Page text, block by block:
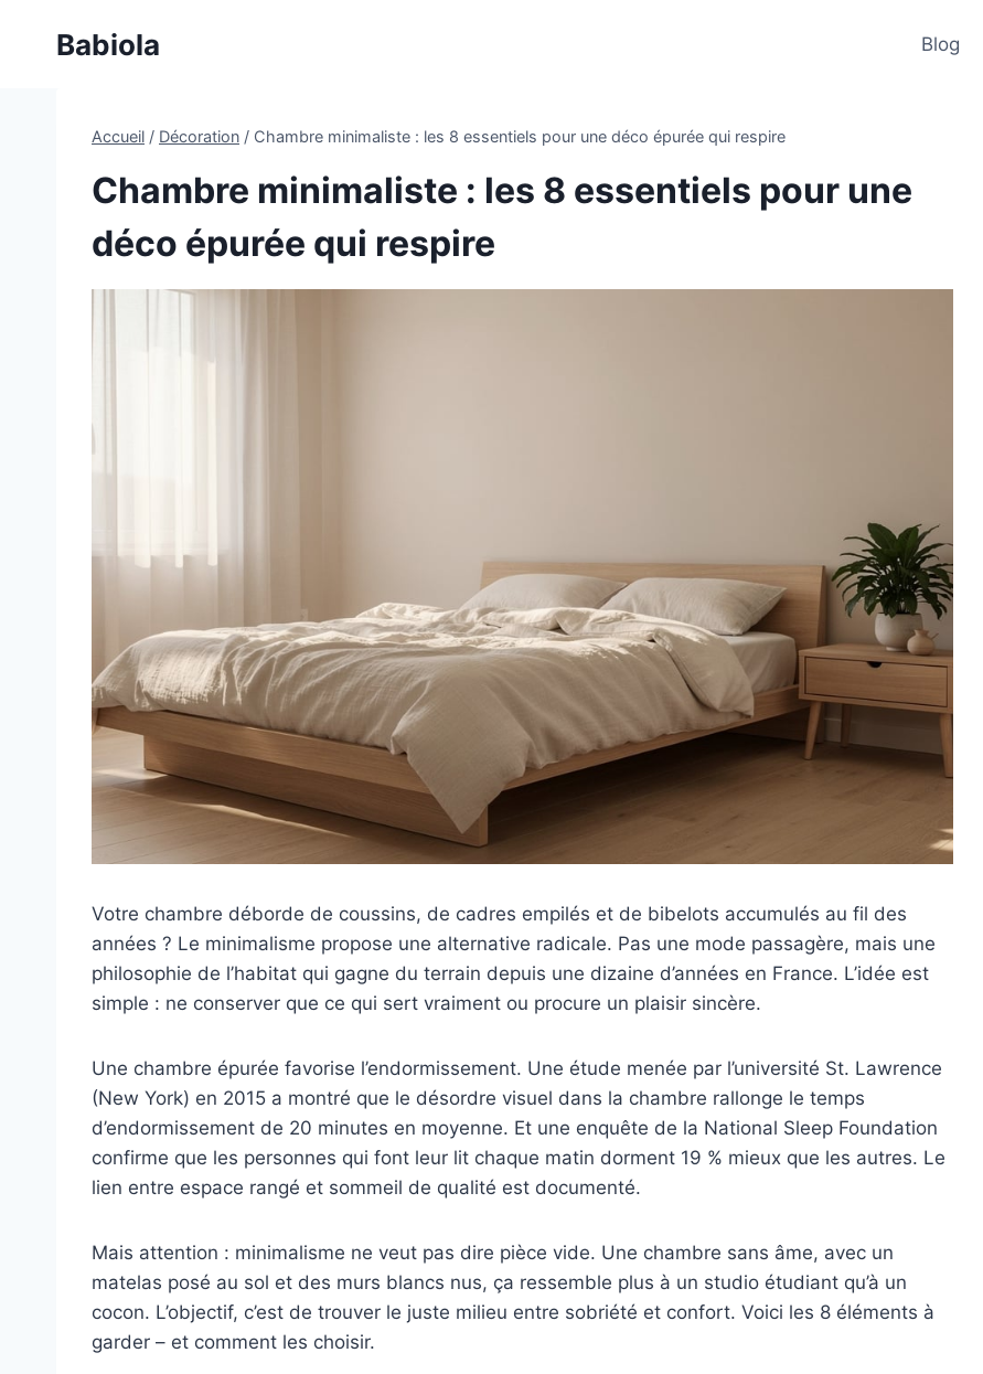
Babiola Blog
Accueil / Décoration / Chambre minimaliste : les 8 essentiels pour une déco épurée qui respire
Chambre minimaliste : les 8 essentiels pour une
déco épurée qui respire
Votre chambre déborde de coussins, de cadres empilés et de bibelots accumulés au fil des
années ? Le minimalisme propose une alternative radicale. Pas une mode passagère, mais une
philosophie de l’habitat qui gagne du terrain depuis une dizaine d’années en France. L’idée est
simple : ne conserver que ce qui sert vraiment ou procure un plaisir sincère.
Une chambre épurée favorise l’endormissement. Une étude menée par l’université St. Lawrence
(New York) en 2015 a montré que le désordre visuel dans la chambre rallonge le temps
d’endormissement de 20 minutes en moyenne. Et une enquête de la National Sleep Foundation
confirme que les personnes qui font leur lit chaque matin dorment 19 % mieux que les autres. Le
lien entre espace rangé et sommeil de qualité est documenté.
Mais attention : minimalisme ne veut pas dire pièce vide. Une chambre sans âme, avec un
matelas posé au sol et des murs blancs nus, ça ressemble plus à un studio étudiant qu’à un
cocon. L’objectif, c’est de trouver le juste milieu entre sobriété et confort. Voici les 8 éléments à
garder – et comment les choisir.